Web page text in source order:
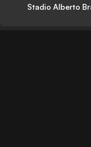
Stadio Alberto